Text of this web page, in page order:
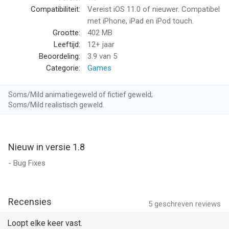
performance. Make your own business decisions.
Are you ready to build your own coal empire?
Visit https://lionstudios.cc/contact-us/ if have any feedback,
need help on beating a level or have any awesome ideas you
From the Studio that brought you Mr. Bullet, Happy Glass, Ink
Winning titles;
https://lionstudios.cc/
Facebook.com/LionStudios.cc
Youtube.com/c/LionStudiosCC
Compatibiliteit:
Vereist iOS 11.0 of nieuwer. Compatibel
met iPhone, iPad en iPod touch.
Grootte:
402 MB
Leeftijd:
12+ jaar
Beoordeling:
3.9 van 5
Categorie:
Games
Soms/Mild animatiegeweld of fictief geweld;
Soms/Mild realistisch geweld.
Nieuw in versie 1.8
- Bug Fixes
5 geschreven reviews
Recensies
Loopt elke keer vast.